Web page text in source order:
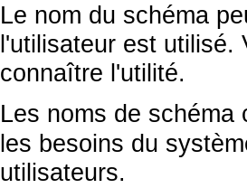
Le nom du schéma
l'utilisateur est utilisé.
connaître l'utilité.
Les noms de
les besoins du
utilisateurs.